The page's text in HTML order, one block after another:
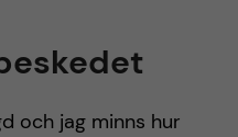
och jag minns hur